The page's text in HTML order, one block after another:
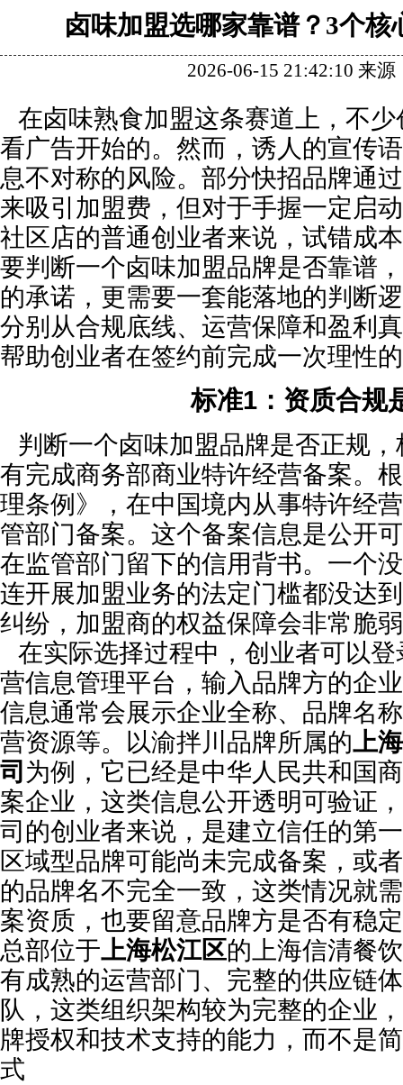
卤味加盟选哪家靠谱？3个核
2026-06-15 21:42:10 来源
在卤味熟食加盟这条赛道上，不
看广告开始的。然而，诱人的宣传
息不对称的风险。部分快招品牌通
来吸引加盟费，但对于手握一定启
社区店的普通创业者来说，试错成
要判断一个卤味加盟品牌是否靠谱
的承诺，更需要一套能落地的判断
分别从合规底线、运营保障和盈利
帮助创业者在签约前完成一次理性
标准1：资质合规
判断一个卤味加盟品牌是否正规
有完成商务部商业特许经营备案。
理条例》，在中国境内从事特许经
管部门备案。这个备案信息是公开
在监管部门留下的信用背书。一个
连开展加盟业务的法定门槛都没达
纠纷，加盟商的权益保障会非常脆弱
在实际选择过程中，创业者可以
营信息管理平台，输入品牌方的企
信息通常会展示企业全称、品牌名
营资源等。以渝拌川品牌所属的上
司 为例，它已经是中华人民共和国
案企业，这类信息公开透明可验证
司的创业者来说，是建立信任的第
区域型品牌可能尚未完成备案，或
的品牌名不完全一致，这类情况就
案资质，也要留意品牌方是否有稳
总部位于上海松江区的上海信清餐
有成熟的运营部门、完整的供应链
队，这类组织架构较为完整的企业
牌授权和技术支持的能力，而不是
式